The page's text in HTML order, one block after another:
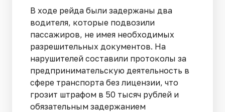
В ходе рейда были задержаны два
водителя, которые подвозили
пассажиров, не имея необходимых
разрешительных документов. На
нарушителей составили протоколы за
предпринимательскую деятельность в
сфере транспорта без лицензии, что
грозит штрафом в 50 тысяч рублей и
обязательным задержанием